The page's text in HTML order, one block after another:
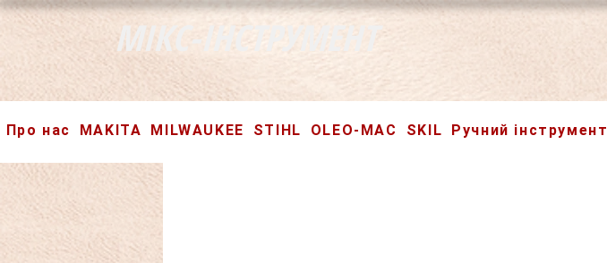
МІКС-ІНСТРУМЕНТ
Про нас MAKITA MILWAUKEE STIHL OLEO-MAC SKIL Ручний інструмент